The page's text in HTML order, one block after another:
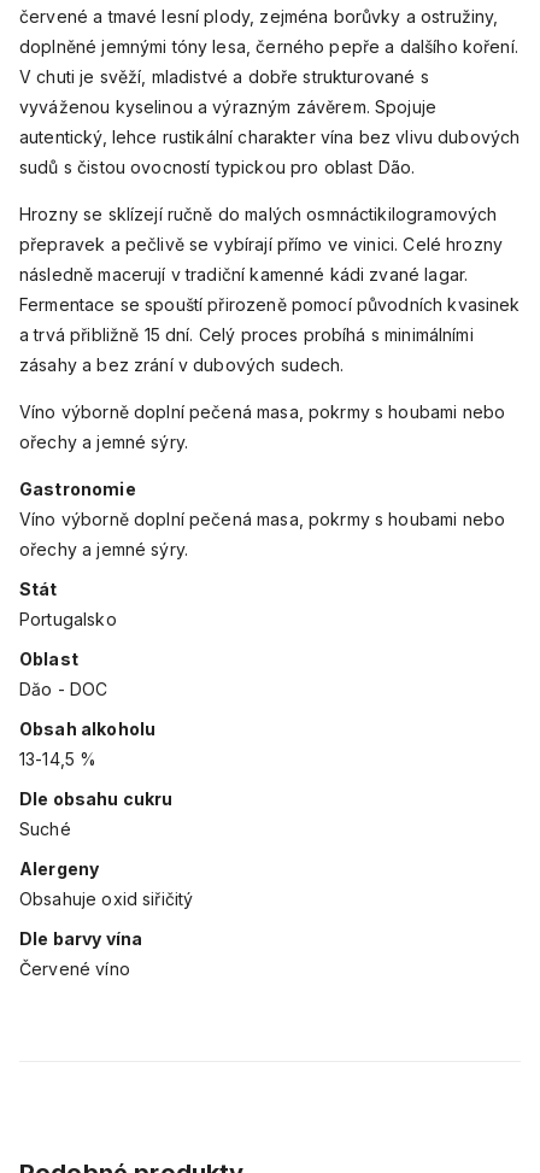
červené a tmavé lesní plody, zejména borůvky a ostružiny,
doplněné jemnými tóny lesa, černého pepře a dalšího koření.
V chuti je svěží, mladistvé a dobře strukturované s
vyváženou kyselinou a výrazným závěrem. Spojuje
autentický, lehce rustikální charakter vína bez vlivu dubových
sudů s čistou ovocností typickou pro oblast Dão.
Hrozny se sklízejí ručně do malých osmnáctikilogramových
přepravek a pečlivě se vybírají přímo ve vinici. Celé hrozny
následně macerují v tradiční kamenné kádi zvané lagar.
Fermentace se spouští přirozeně pomocí původních kvasinek
a trvá přibližně 15 dní. Celý proces probíhá s minimálními
zásahy a bez zrání v dubových sudech.
Víno výborně doplní pečená masa, pokrmy s houbami nebo
ořechy a jemné sýry.
Gastronomie
Víno výborně doplní pečená masa, pokrmy s houbami nebo
ořechy a jemné sýry.
Stát
Portugalsko
Oblast
Dăo - DOC
Obsah alkoholu
13-14,5 %
Dle obsahu cukru
Suché
Alergeny
Obsahuje oxid siřičitý
Dle barvy vína
Červené víno